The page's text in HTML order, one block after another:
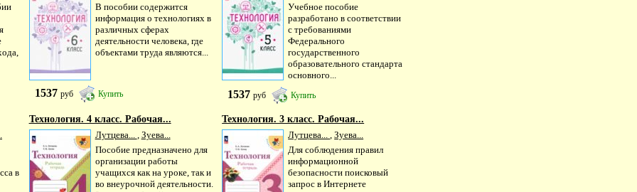
В пособии содержится
информация о технологиях в
различных сферах
деятельности человека, где
объектами труда являются...
1537 руб Купить
Учебное пособие
разработано в соответствии
с требованиями
Федерального
государственного
образовательного стандарта
основного...
1537руб Купить
в
Технология. 4 класс. Рабочая...
Лутцева... , Зуева...
Пособие предназначено для
организации работы
учащихся как на уроке, так и
во внеурочной деятельности.
Технология. 3 класс. Рабочая...
Лутцева...,Зуева...
Для соблюдения правил
информационной
безопасности поисковый
запрос в Интернете